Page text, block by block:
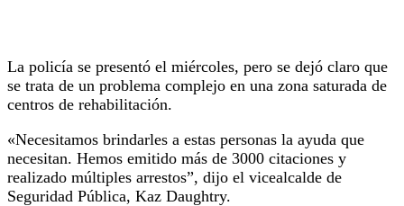
La policía se presentó el miércoles, pero se dejó claro que
se trata de un problema complejo en una zona saturada de
centros de rehabilitación.
«Necesitamos brindarles a estas personas la ayuda que
necesitan. Hemos emitido más de 3000 citaciones y
realizado múltiples arrestos”, dijo el vicealcalde de
Seguridad Pública, Kaz Daughtry.